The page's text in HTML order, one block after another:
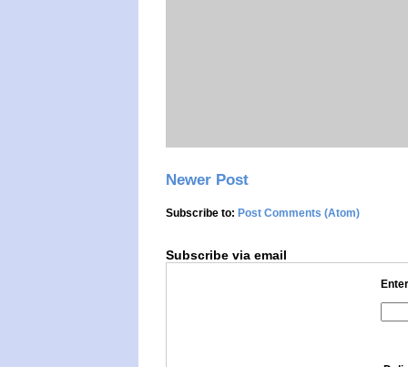
Newer Post
Subscribe to: Post Comments (Atom)
Subscribe via email